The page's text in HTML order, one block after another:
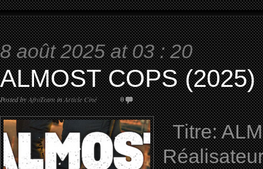
8 août 2025 at 03 : 20
ALMOST COPS (2025)
Posted byAfroTeaminArticle Ciné 0
Titre: